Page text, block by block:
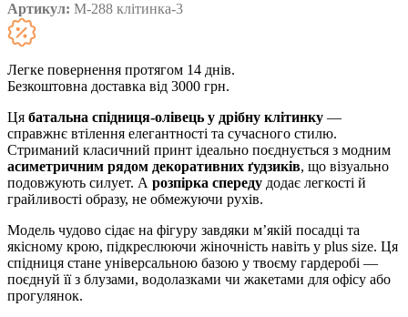
Артикул: М-288 клітинка-3
Легке повернення протягом 14 днів.
Безкоштовна доставка від 3000 грн.
Ця батальна спідниця-олівець у дрібну клітинку —
справжнє втілення елегантності та сучасного стилю.
Стриманий класичний принт ідеально поєднується з модним
асиметричним рядом декоративних ґудзиків, що візуально
подовжують силует. А розпірка спереду додає легкості й
грайливості образу, не обмежуючи рухів.
Модель чудово сідає на фігуру завдяки м’якій посадці та
якісному крою, підкреслюючи жіночність навіть у plus size. Ця
спідниця стане універсальною базою у твоєму гардеробі —
поєднуй її з блузами, водолазками чи жакетами для офісу або
прогулянок.